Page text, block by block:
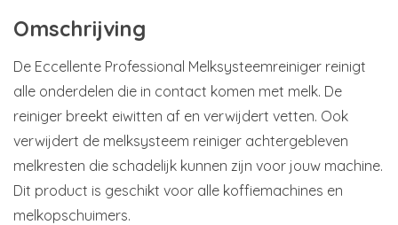
Omschrijving
De Eccellente Professional Melksysteemreiniger reinigt
alle onderdelen die in contact komen met melk. De
reiniger breekt eiwitten af en verwijdert vetten. Ook
verwijdert de melksysteem reiniger achtergebleven
melkresten die schadelijk kunnen zijn voor jouw machine.
Dit product is geschikt voor alle koffiemachines en
melkopschuimers.